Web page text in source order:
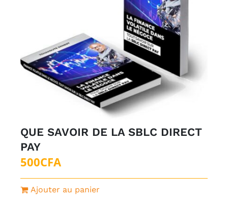
QUE SAVOIR DE LA SBLC DIRECT
PAY
500CFA
Ajouter au panier